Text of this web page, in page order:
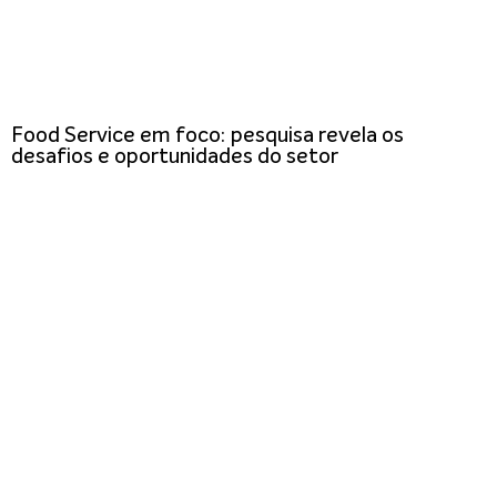
Food Service em foco: pesquisa revela os
desafios e oportunidades do setor